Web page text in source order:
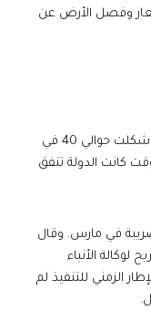
وفصل الأرض عن
وقدرت وزارة الإسكان أن قطع الأراضي الفارغة شكلت حوالي 40 في
الرياض في عام 2013 في وقت كانت الدولة تنفق
في مارس. وقال
الأنباء
الزمني للتنفيذ لم